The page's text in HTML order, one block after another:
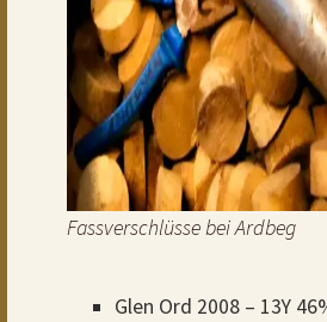
Fassverschlüsse bei Ardbeg
Glen Ord 2008 – 13Y